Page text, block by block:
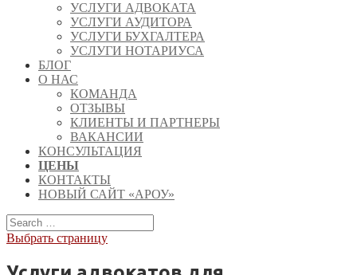
УСЛУГИ АДВОКАТА
УСЛУГИ АУДИТОРА
УСЛУГИ БУХГАЛТЕРА
УСЛУГИ НОТАРИУСА
БЛОГ
О НАС
КОМАНДА
ОТЗЫВЫ
КЛИЕНТЫ И ПАРТНЕРЫ
ВАКАНСИИ
КОНСУЛЬТАЦИЯ
ЦЕНЫ
КОНТАКТЫ
НОВЫЙ САЙТ «АРОУ»
Выбрать страницу